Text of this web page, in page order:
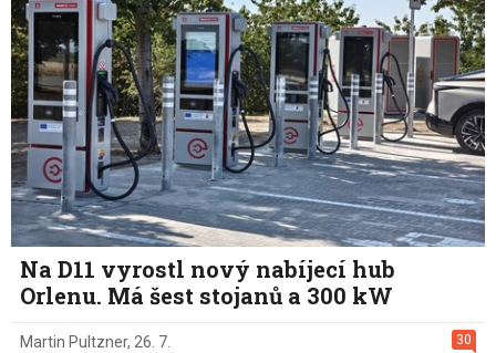
Na D11 vyrostl nový nabíjecí hub
Orlenu. Má šest stojanů a 300 kW
30
Martin Pultzner, 26. 7.